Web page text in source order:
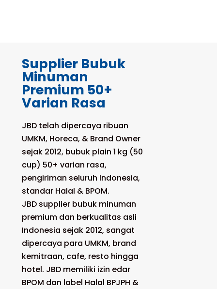
Supplier Bubuk
Minuman
Premium 50+
Varian Rasa
JBD telah dipercaya ribuan
UMKM, Horeca, & Brand Owner
sejak 2012, bubuk plain 1 kg (50
cup) 50+ varian rasa,
pengiriman seluruh Indonesia,
standar Halal & BPOM.
JBD supplier bubuk minuman
premium dan berkualitas asli
Indonesia sejak 2012, sangat
dipercaya para UMKM, brand
kemitraan, cafe, resto hingga
hotel. JBD memiliki izin edar
BPOM dan label Halal BPJPH &